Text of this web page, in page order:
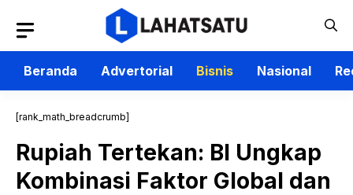
isi
Beranda
Advertorial Bisnis Nasional
[rank_math_breadcrumb]
Rupiah Tertekan: BI Ungkap
Kombinasi Faktor Global dan